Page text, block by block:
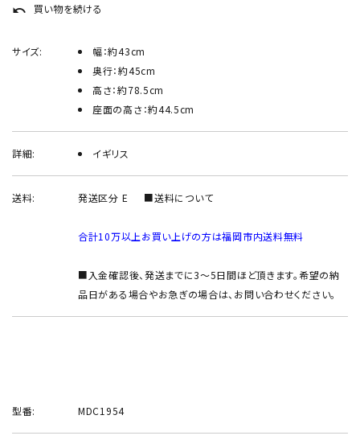
undo 買い物を続ける
サイズ:
幅：約43cm
奥行：約45cm
高さ：約78.5cm
座面の高さ：約44.5cm
詳細: イギリス
送料: 発送区分 E ■送料について
合計10万以上お買い上げの方は福岡市内送料無料
■入金確認後、発送までに3～5日間ほど頂きます。希望の納
品日がある場合やお急ぎの場合は、お問い合わせください。
型番: MDC1954